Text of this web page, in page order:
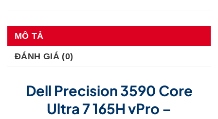
MÔ TẢ
ĐÁNH GIÁ (0)
Dell Precision 3590 Core
Ultra 7 165H vPro –